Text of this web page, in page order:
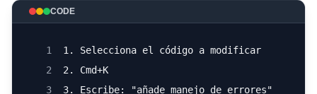
CODE
1
1. Selecciona el código a modificar
2
2. Cmd+K
3
3. Escribe: "añade manejo de errores"